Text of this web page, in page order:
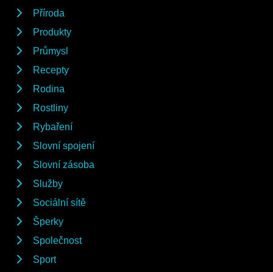
Příroda
Produkty
Průmysl
Recepty
Rodina
Rostliny
Rybaření
Slovní spojení
Slovní zásoba
Služby
Sociální sítě
Šperky
Společnost
Sport